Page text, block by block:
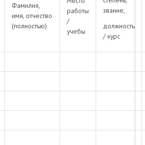
Фамилия,
имя, отчество
(полностью)
работы
/
учебы
звание,
должность
/ курс